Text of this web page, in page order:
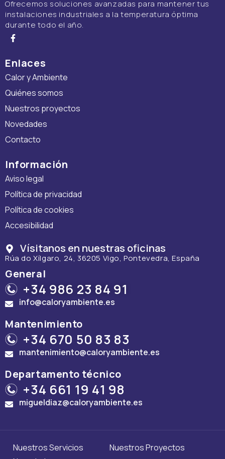
Ofrecemos soluciones avanzadas para mantener tus
instalaciones industriales a la temperatura óptima
durante todo el año.
Enlaces
Calor y Ambiente
Quiénes somos
Nuestros proyectos
Novedades
Contacto
Información
Aviso legal
Política de privacidad
Política de cookies
Accesibilidad
Vísitanos en nuestras oficinas
Rúa do Xílgaro, 24, 36205 Vigo, Pontevedra, España
General
+34 986 23 84 91
info@caloryambiente.es
Mantenimiento
+34 670 50 83 83
mantenimiento@caloryambiente.es
Departamento técnico
+34 661 19 41 98
migueldiaz@caloryambiente.es
Nuestros Servicios
Nuestros Proyectos